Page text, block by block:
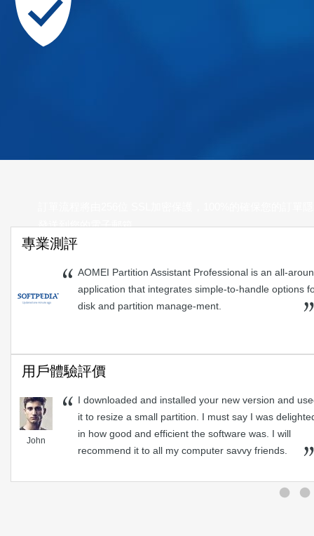
發送到您的電子郵箱。
世界各地的數百萬用戶都信任和使用AOMEI軟體，他們來
專業測評
AOMEI Partition Assistant Professional is an all-
application that integrates simple-to-handle options
disk and partition manage-ment.
用戶體驗評價
John
I downloaded and installed your new version and
it to resize a small partition. I must say I was
in how good and efficient the software was. I will
recommend it to all my computer savvy friends.